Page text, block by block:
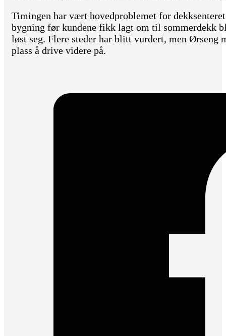
Timingen har vært hovedproblemet for
bygning før kundene fikk lagt om til sommerdekk
løst seg. Flere steder har blitt vurdert, men Ørseng
plass å drive videre på.